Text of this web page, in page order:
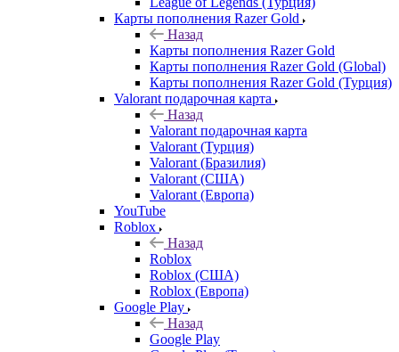
Карты пополнения Razer Gold
Назад
Карты пополнения Razer Gold
Карты пополнения Razer Gold (Global)
Карты пополнения Razer Gold (Турция)
Valorant подарочная карта
Назад
Valorant подарочная карта
Valorant (Турция)
Valorant (Бразилия)
Valorant (США)
Valorant (Европа)
YouTube
Roblox
Назад
Roblox
Roblox (США)
Roblox (Европа)
Google Play
Назад
Google Play